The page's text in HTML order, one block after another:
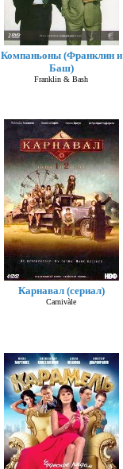
Компаньоны (Франклин и
Баш)
Franklin & Bash
Карнавал (сериал)
Carnivàle